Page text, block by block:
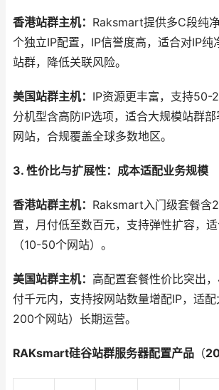
香港站群主机： Raksmart提供多C段纯
个独立IP配置，IP信誉度高，适合对IP纯
站群，降低关联风险。
美国站群主机： IP资源更丰富，支持50-
分机型含高防IP选项，适合大规模站群
网站，合规覆盖全球多数地区。
3. 性价比与扩展性：成本适配业务规模
香港站群主机： Raksmart入门级套餐含
置，月付低至数百元，支持弹性扩容，
（10-50个网站）。
美国站群主机： 高配置套餐性价比突出
付千元内，支持按网站数量增配IP，适
200个网站）长期运营。
RAKsmart硅谷站群服务器配置产品 （